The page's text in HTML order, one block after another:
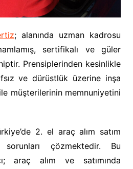
; alanında uzman kadrosu
sertifikalı ve güler
Prensiplerinden kesinlikle
ve dürüstlük üzerine inşa
müşterilerinin memnuniyetini
2. el araç alım satım
sorunları çözmektedir. Bu
araç alım ve satımında